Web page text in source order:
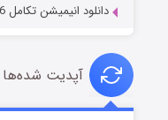
دانلود انیمیشن تکامل Evolution 2026
آپدیت شده‌ها